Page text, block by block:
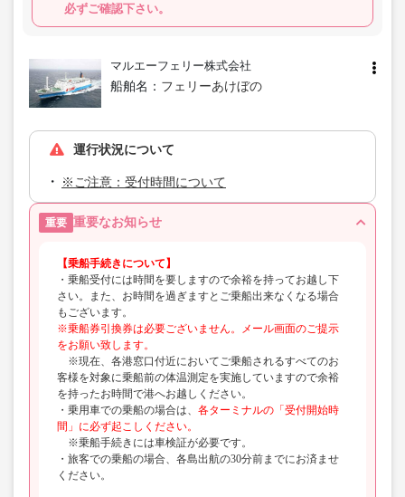
必ずご確認下さい。
マルエーフェリー株式会社
船舶名： フェリーあけぼの
運行状況について
※ご注意：受付時間について
重要 重要なお知らせ
【乗船手続きについて】
・乗船受付には時間を要しますので余裕を持ってお越し下
さい。また、お時間を過ぎますとご乗船出来なくなる場合
もございます。
※乗船券引換券は必要ございません。メール画面のご提示
をお願い致します。
※現在、各港窓口付近においてご乗船されるすべてのお
客様を対象に乗船前の体温測定を実施していますので余裕
を持ったお時間で港へお越しください。
・乗用車での乗船の場合は、 各ターミナルの「受付開始時
間」に必ず起こしください。
※乗船手続きには車検証が必要です。
・旅客での乗船の場合、各島出航の30分前までにお済ませ
ください。